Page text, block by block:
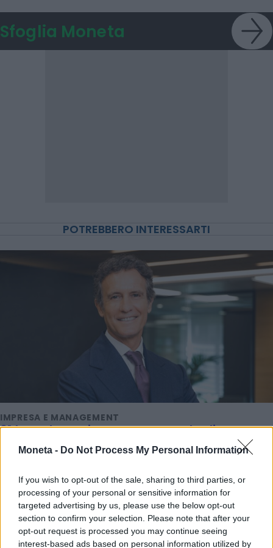
Moneta - Do Not Process My Personal Information
If you wish to opt-out of the sale, sharing to third parties, or
processing of your personal or sensitive information for
targeted advertising by us, please use the below opt-out
section to confirm your selection. Please note that after your
opt-out request is processed you may continue seeing
interest-based ads based on personal information utilized by
Sfoglia Moneta
POTREBBERO INTERESSARTI
IMPRESA E MANAGEMENT
21 Invest raggiunge un accordo di
cessione e reinvestimento in Energreen
TENDENZE E SOSTENIBILITÀ
Ulivi, erba medica ed energia solare: le
rinnovabili sposano l'agricoltura